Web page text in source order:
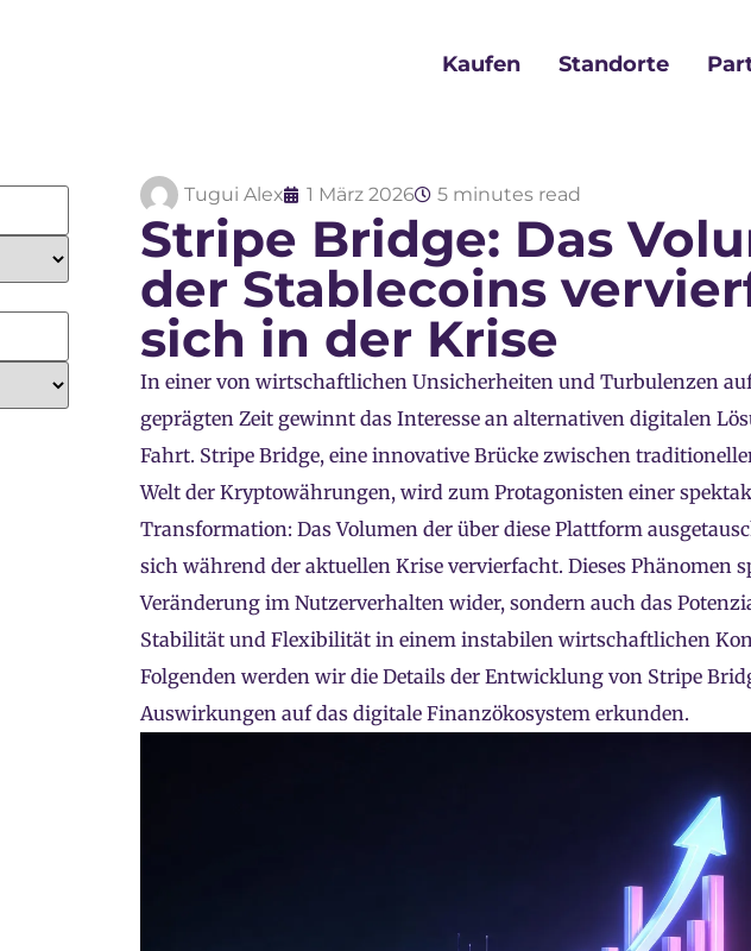
Kaufen Standorte
Tugui Alex 1 März 2026 5 minutes read
Stripe Bridge: Das
der Stablecoins
sich in der Krise
In einer von wirtschaftlichen Unsicherheiten und Turbulenzen
geprägten Zeit gewinnt das Interesse an alternativen digitalen
Fahrt. Stripe Bridge, eine innovative Brücke zwischen
Welt der Kryptowährungen, wird zum Protagonisten einer
Transformation: Das Volumen der über diese Plattform
sich während der aktuellen Krise vervierfacht. Dieses Phänomen
Veränderung im Nutzerverhalten wider, sondern auch das
Stabilität und Flexibilität in einem instabilen wirtschaftlichen
Folgenden werden wir die Details der Entwicklung von Stripe
Auswirkungen auf das digitale Finanzökosystem erkunden.